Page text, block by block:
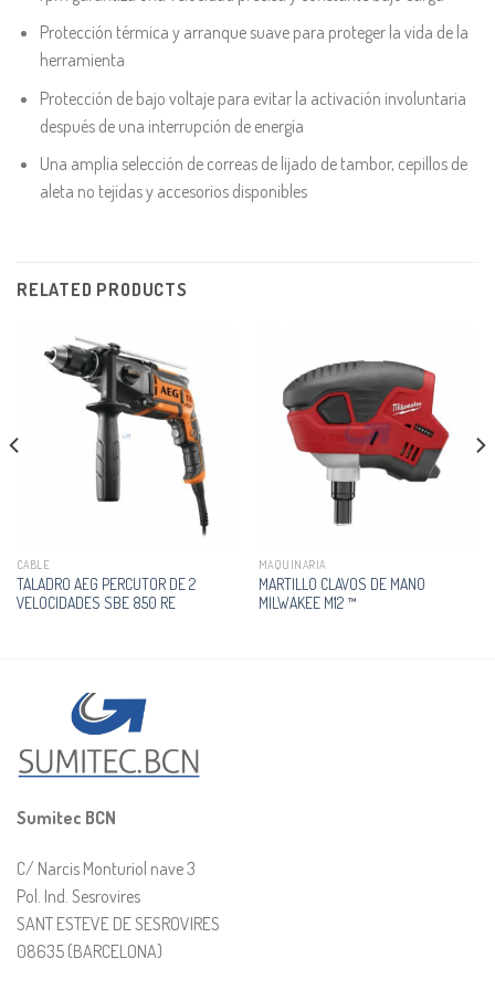
Protección térmica y arranque suave para proteger la vida de la
herramienta
Protección de bajo voltaje para evitar la activación involuntaria
después de una interrupción de energía
Una amplia selección de correas de lijado de tambor, cepillos de
aleta no tejidas y accesorios disponibles
RELATED PRODUCTS
CABLE
TALADRO AEG PERCUTOR DE 2
VELOCIDADES SBE 850 RE
MAQUINARIA
MARTILLO CLAVOS DE MANO
MILWAKEE M12 ™
Sumitec BCN
C/ Narcis Monturiol nave 3
Pol. Ind. Sesrovires
SANT ESTEVE DE SESROVIRES
08635 (BARCELONA)